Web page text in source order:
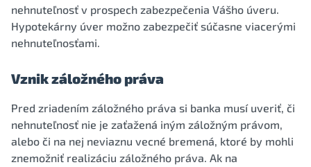
nehnuteľnosť v prospech zabezpečenia Vášho úveru.
Hypotekárny úver možno zabezpečiť súčasne viacerými
nehnuteľnosťami.
Vznik záložného práva
Pred zriadením záložného práva si banka musí uveriť, či
nehnuteľnosť nie je zaťažená iným záložným právom,
alebo či na nej neviaznu vecné bremená, ktoré by mohli
znemožniť realizáciu záložného práva. Ak na